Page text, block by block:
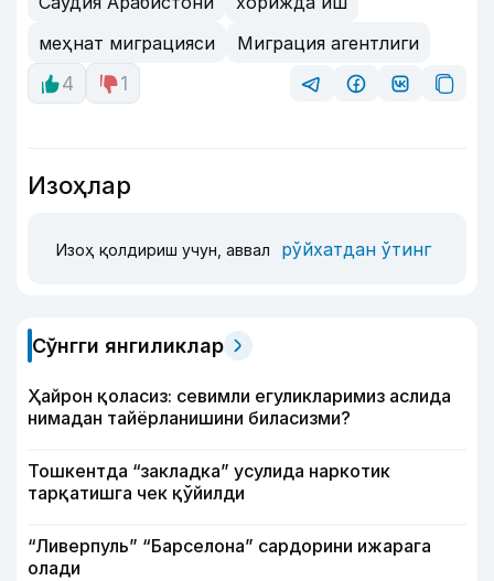
меҳнат миграцияси
Миграция агентлиги
4
1
Изоҳлар
Изоҳ қолдириш учун, аввал рўйхатдан ўтинг
Сўнгги янгиликлар
Ҳайрон қоласиз: севимли егуликларимиз аслида
нимадан тайёрланишини биласизми?
Тошкентда “закладка” усулида наркотик
тарқатишга чек қўйилди
“Ливерпуль” “Барселона” сардорини ижарага
олади